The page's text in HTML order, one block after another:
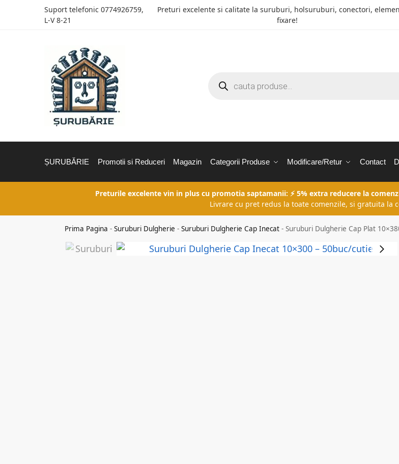
Suport telefonic 0774926759,
L-V 8-21
Preturi excelente si calitate la suruburi, holsuruburi, conectori,
fixare!
ȘURUBĂRIE Promotii si Reduceri Magazin Categorii Produse Modificare/Retur Contact
Preturile excelente vin in plus cu promotia saptamanii: ⚡ 5% extra reducere la
Livrare cu pret redus la toate comenzile, si gratuita la
Prima Pagina -Suruburi Dulgherie -Suruburi Dulgherie Cap Inecat -Suruburi Dulgherie Cap Plat